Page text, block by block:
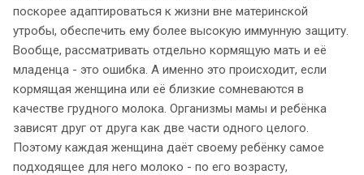
поскорее адаптироваться к жизни вне материнской
утробы, обеспечить ему более высокую иммунную защиту.
Вообще, рассматривать отдельно кормящую мать и её
младенца - это ошибка. А именно это происходит, если
кормящая женщина или её близкие сомневаются в
качестве грудного молока. Организмы мамы и ребёнка
зависят друг от друга как две части одного целого.
Поэтому каждая женщина даёт своему ребёнку самое
подходящее для него молоко - по его возрасту,